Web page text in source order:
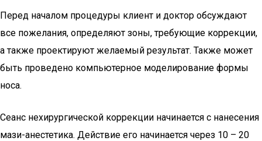
Перед началом процедуры клиент и доктор обсуждают
все пожелания, определяют зоны, требующие коррекции,
а также проектируют желаемый результат. Также может
быть проведено компьютерное моделирование формы
носа.
Сеанс нехирургической коррекции начинается с нанесения
мази-анестетика. Действие его начинается через 10 – 20